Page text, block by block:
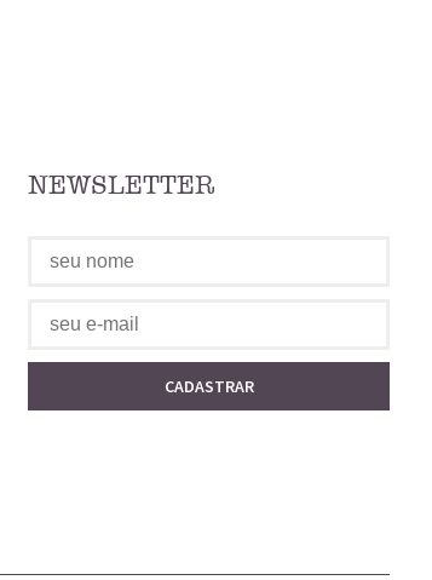
NEWSLETTER
CADASTRAR